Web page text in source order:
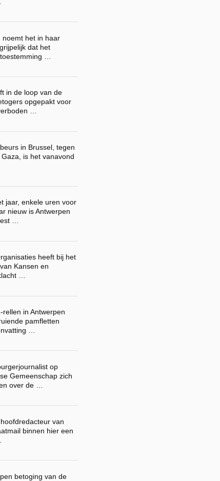
noemt het in haar
dat het
…
in de loop van de
opgepakt voor
…
in Brussel, tegen
is het vanavond
jaar, enkele uren voor
nieuw is Antwerpen
…
heeft bij het
Kansen en
…
rellen in Antwerpen
pamfletten
…
op
Gemeenschap zich
over de …
van
binnen hier een
betoging van de